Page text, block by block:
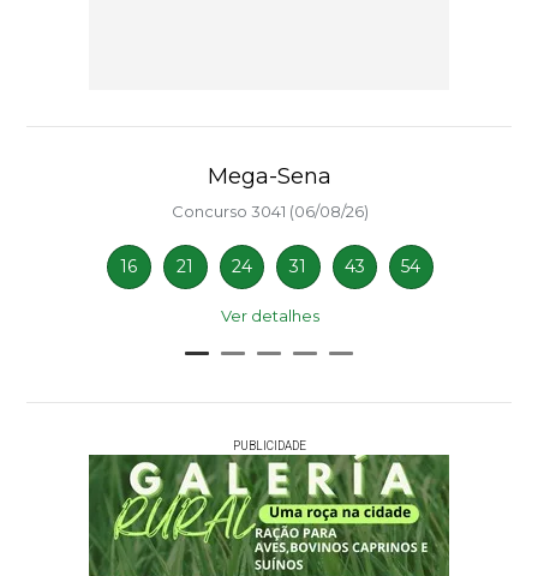
Mega-Sena
Concurso 3041 (06/08/26)
16 21 24 31 43 54
Ver detalhes
PUBLICIDADE